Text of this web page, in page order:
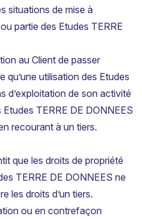
situations de mise à
partie des Etudes TERRE
au Client de passer
qu’une utilisation des Etudes
d’exploitation de son activité
TERRE DE DONNEES
recourant à un tiers.
que les droits de propriété
TERRE DE DONNEES ne
les droits d’un tiers.
ou en contrefaçon